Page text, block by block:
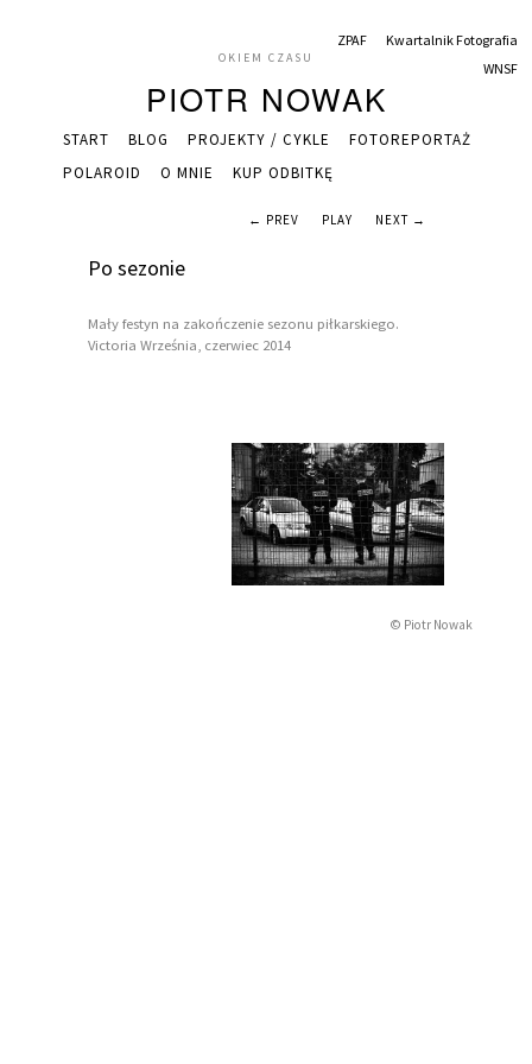
START BLOG PROJEKTY / CYKLE
FOTOREPORTAŻ
POLAROID
O MNIE KUP ODBITKĘ
ZPAF
Kwartalnik Fotografia
WNSF
OKIEM CZASU
PIOTR NOWAK
Po sezonie
Mały festyn na zakończenie sezonu piłkarskiego.
Victoria Września, czerwiec 2014
← PREV PLAY NEXT →
© Piotr Nowak